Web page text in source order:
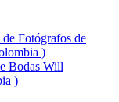
Fotógrafos de
)
Bodas Will
)